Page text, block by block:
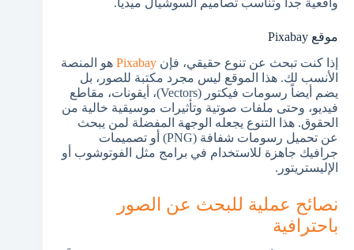
موقع Pixabay
إذا كنت تبحث عن تنوع حقيقي، فإن Pixabay هو المنصة
الأنسب لك. هذا الموقع ليس مجرد مكتبة للصور، بل
يضم أيضاً رسومات فيكتور (Vectors)، أيقونات، مقاطع
فيديو، وحتى ملفات صوتية وتأثيرات موسيقية خالية من
الحقوق. هذا التنوع يجعله الوجهة المفضلة لمن يبحث
عن تحميل رسومات شفافة (PNG) أو تصميمات
جرافيك جاهزة للاستخدام في برامج مثل الفوتوشوب أو
الإليستريتور.
نصائح عملية للبحث عن الصور
باحترافية